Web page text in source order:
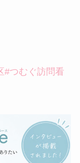
#つむぐ訪問看